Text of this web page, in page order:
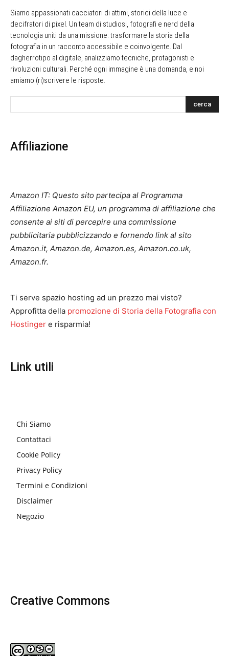
Siamo appassionati cacciatori di attimi, storici della luce e
decifratori di pixel. Un team di studiosi, fotografi e nerd della
tecnologia uniti da una missione: trasformare la storia della
fotografia in un racconto accessibile e coinvolgente. Dal
dagherrotipo al digitale, analizziamo tecniche, protagonisti e
rivoluzioni culturali. Perché ogni immagine è una domanda, e noi
amiamo (ri)scrivere le risposte.
cerca
Affiliazione
Amazon IT: Questo sito partecipa al Programma
Affiliazione Amazon EU, un programma di affiliazione che
consente ai siti di percepire una commissione
pubblicitaria pubblicizzando e fornendo link al sito
Amazon.it, Amazon.de, Amazon.es, Amazon.co.uk,
Amazon.fr.
Ti serve spazio hosting ad un prezzo mai visto?
Approfitta della promozione di Storia della Fotografia con
Hostinger e risparmia!
Link utili
Chi Siamo
Contattaci
Cookie Policy
Privacy Policy
Termini e Condizioni
Disclaimer
Negozio
Creative Commons